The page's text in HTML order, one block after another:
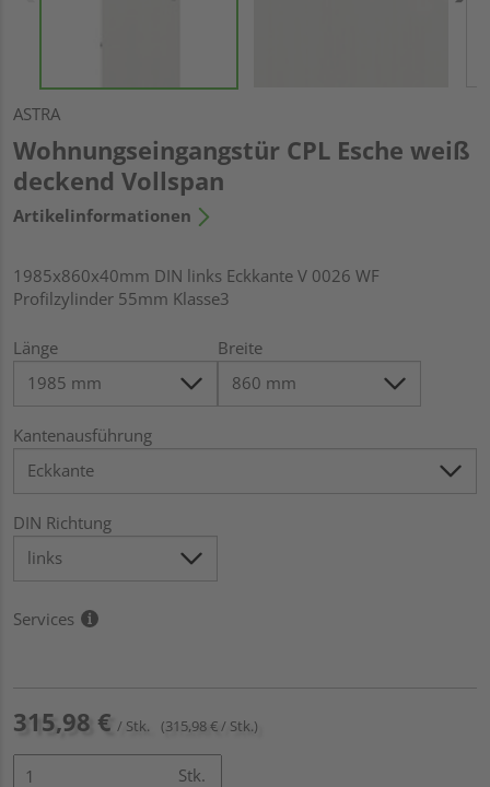
ASTRA
Wohnungseingangstür CPL Esche weiß
deckend Vollspan
Artikelinformationen
1985x860x40mm DIN links Eckkante V 0026 WF
Profilzylinder 55mm Klasse3
Länge Breite
Kantenausführung
DIN Richtung
Services
315,98 € / Stk. (315,98 € / Stk.)
Stk.